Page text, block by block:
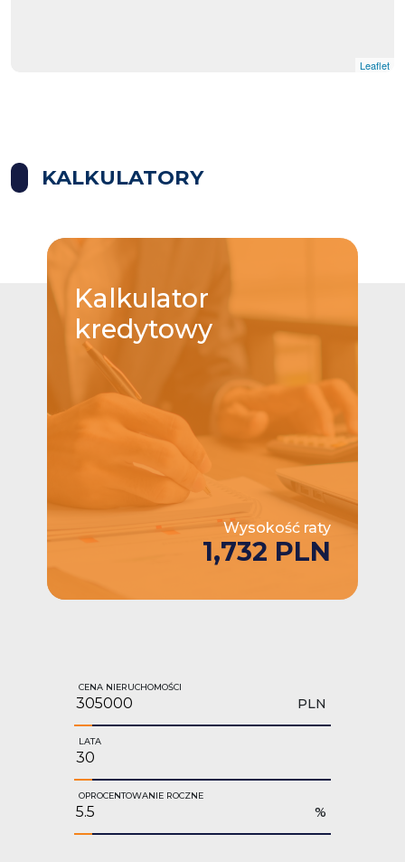
Leaflet
KALKULATORY
Kalkulator
kredytowy
Wysokość raty
1,732 PLN
CENA NIERUCHOMOŚCI
PLN
LATA
OPROCENTOWANIE ROCZNE
%